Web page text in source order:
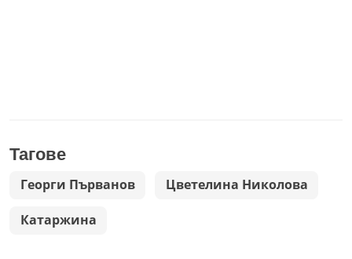
Тагове
Георги Първанов Цветелина Николова
Катаржина